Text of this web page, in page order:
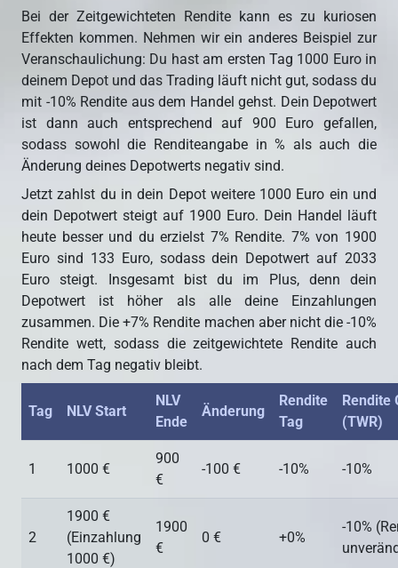
Bei der Zeitgewichteten Rendite kann es zu kuriosen
Effekten kommen. Nehmen wir ein anderes Beispiel zur
Veranschaulichung: Du hast am ersten Tag 1000 Euro in
deinem Depot und das Trading läuft nicht gut, sodass du
mit -10% Rendite aus dem Handel gehst. Dein Depotwert
ist dann auch entsprechend auf 900 Euro gefallen,
sodass sowohl die Renditeangabe in % als auch die
Änderung deines Depotwerts negativ sind.
Jetzt zahlst du in dein Depot weitere 1000 Euro ein und
dein Depotwert steigt auf 1900 Euro. Dein Handel läuft
heute besser und du erzielst 7% Rendite. 7% von 1900
Euro sind 133 Euro, sodass dein Depotwert auf 2033
Euro steigt. Insgesamt bist du im Plus, denn dein
Depotwert ist höher als alle deine Einzahlungen
zusammen. Die +7% Rendite machen aber nicht die -10%
Rendite wett, sodass die zeitgewichtete Rendite auch
nach dem Tag negativ bleibt.
Tag NLV Start
NLV
Ende
Änderung
Rendite
Tag
Rendite
(TWR)
1 1000 €
900
€
-100 € -10% -10%
2
1900 €
(Einzahlung
1000 €)
1900
€
0 € +0%
-10%